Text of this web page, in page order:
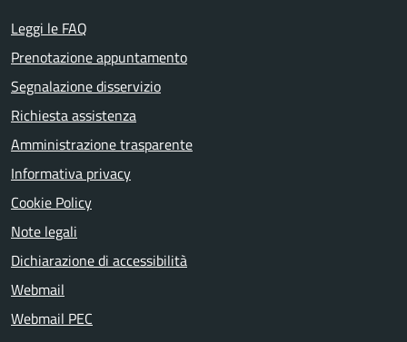
Leggi le FAQ
Prenotazione appuntamento
Segnalazione disservizio
Richiesta assistenza
Amministrazione trasparente
Informativa privacy
Cookie Policy
Note legali
Dichiarazione di accessibilità
Webmail
Webmail PEC